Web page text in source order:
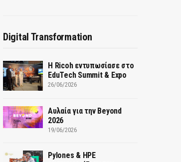
Digital Transformation
Η Ricoh εντυπωσίασε στο
EduTech Summit & Expo
26/06/2026
Αυλαία για την Beyond
2026
19/06/2026
Pylones & HPE